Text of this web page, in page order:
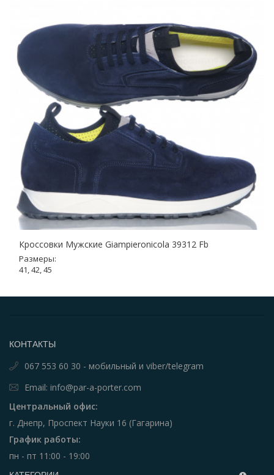
Кроссовки Мужские Giampieronicola 39312 Fb
Размеры:
41, 42, 45
КОНТАКТЫ
067 553 60 30 - мобильный и viber/telegram
Email: info@par-a-porter.com
Центральный офис:
г. Днепр, Проспект Науки 16 (Гагарина)
График работы:
пн - пт 11:00 - 19:00